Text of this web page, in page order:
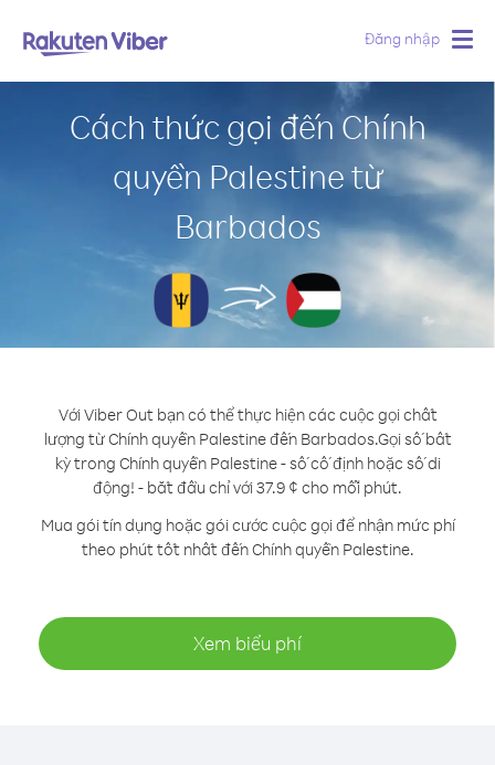
Đăng nhập
Cách thức gọi đến Chính
quyền Palestine từ
Barbados
Với Viber Out bạn có thể thực hiện các cuộc gọi chất
lượng từ Chính quyền Palestine đến Barbados.Gọi số bất
kỳ trong Chính quyền Palestine - số cố định hoặc số di
động! - bắt đầu chỉ với 37.9 ¢ cho mỗi phút.
Mua gói tín dụng hoặc gói cước cuộc gọi để nhận mức phí
theo phút tốt nhất đến Chính quyền Palestine.
Xem biểu phí